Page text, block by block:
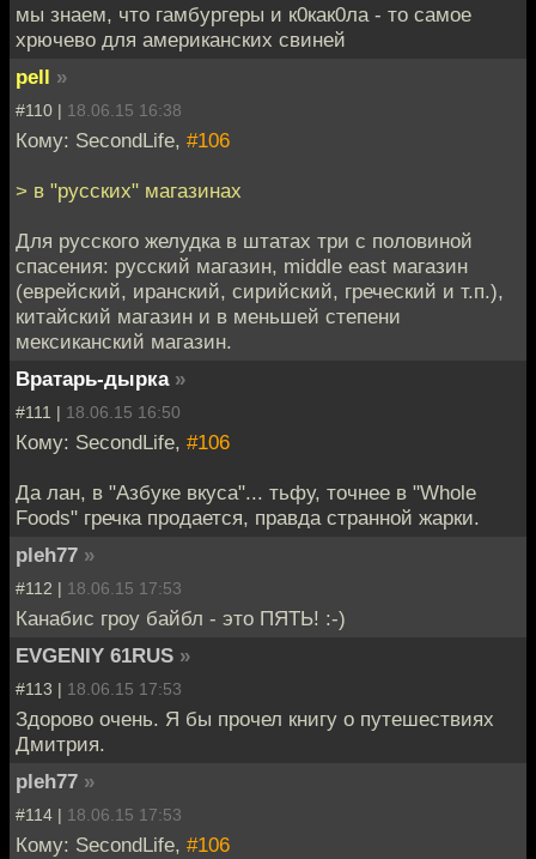
мы знаем, что гамбургеры и к0как0ла - то самое
хрючево для американских свиней
pell »
#110 | 18.06.15 16:38
Кому: SecondLife, #106
> в "русских" магазинах
Для русского желудка в штатах три с половиной
спасения: русский магазин, middle east магазин
(еврейский, иранский, сирийский, греческий и т.п.),
китайский магазин и в меньшей степени
мексиканский магазин.
Вратарь-дырка »
#111 | 18.06.15 16:50
Кому: SecondLife, #106
Да лан, в "Азбуке вкуса"... тьфу, точнее в "Whole
Foods" гречка продается, правда странной жарки.
pleh77 »
#112 | 18.06.15 17:53
Канабис гроу байбл - это ПЯТЬ! :-)
EVGENIY 61RUS »
#113 | 18.06.15 17:53
Здорово очень. Я бы прочел книгу о путешествиях
Дмитрия.
pleh77 »
#114 | 18.06.15 17:53
Кому: SecondLife, #106